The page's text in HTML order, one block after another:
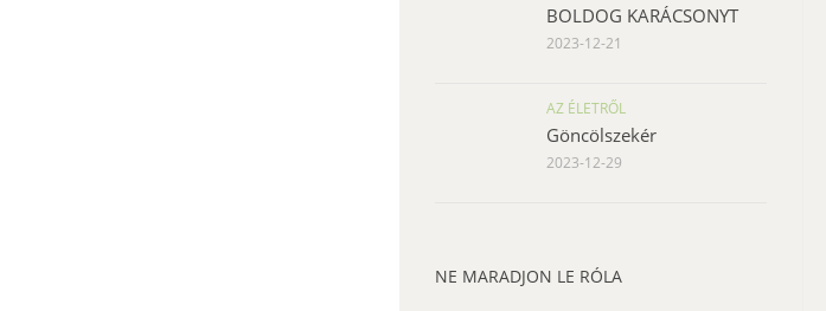
BOLDOG KARÁCSONYT
2023-12-21
AZ ÉLETRŐL
Göncölszekér
2023-12-29
NE MARADJON LE RÓLA